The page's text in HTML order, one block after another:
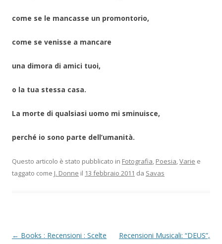
come se le mancasse un promontorio,
come se venisse a mancare
una dimora di amici tuoi,
o la tua stessa casa.
La morte di qualsiasi uomo mi sminuisce,
perché io sono parte dell’umanità.
Questo articolo è stato pubblicato in Fotografia, Poesia,Varie e
taggato come J. Donne il 13 febbraio 2011 da Savas
Navigazione articolo
← Books : Recensioni : Scelte
Recensioni Musicali: “DEUS”,